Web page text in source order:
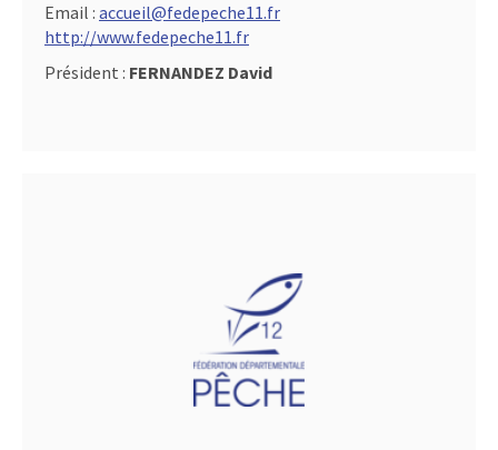
Email : accueil@fedepeche11.fr
http://www.fedepeche11.fr
Président : FERNANDEZ David